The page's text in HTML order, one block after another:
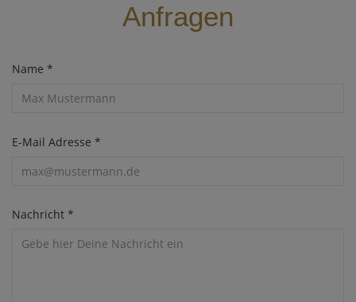
Anfragen
Screenreader label
Name *
E-Mail Adresse *
Nachricht *